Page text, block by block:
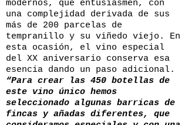
modernos, que entusiasmen, con
una complejidad derivada de sus
más de 200 parcelas de
tempranillo y su viñedo viejo. En
esta ocasión, el vino especial
del XX aniversario conserva esa
esencia dando un paso adicional.
“Para crear las 450 botellas de
este vino único hemos
seleccionado algunas barricas de
fincas y añadas diferentes, que